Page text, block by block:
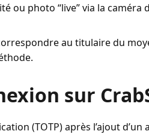
ou photo “live” via la
au titulaire du
sur
(TOTP) après l’ajout